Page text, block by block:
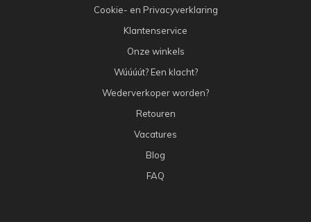
Cookie- en Privacyverklaring
Klantenservice
Onze winkels
Wúúúút? Een klacht?
Wederverkoper worden?
Retouren
Vacatures
Blog
FAQ